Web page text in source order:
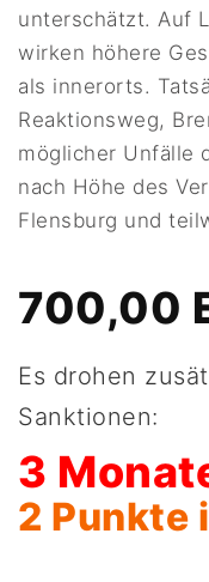
unterschätzt. Auf
wirken höhere
als innerorts.
Reaktionsweg,
möglicher Unfälle
nach Höhe des
Flensburg und
700,00
Es drohen
Sanktionen:
3
2 Punkte